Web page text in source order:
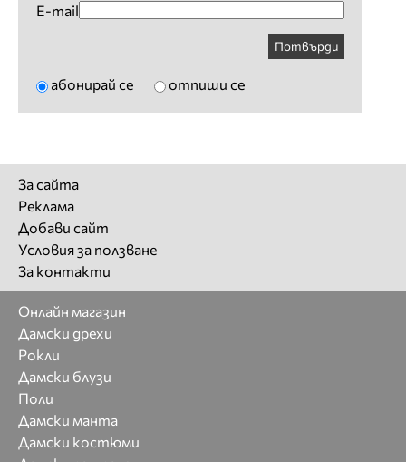
E-mail
Потвърди
абонирай се отпиши се
За сайта
Реклама
Добави сайт
Условия за ползване
За контакти
Онлайн магазин
Дамски дрехи
Рокли
Дамски блузи
Поли
Дамски манта
Дамски костюми